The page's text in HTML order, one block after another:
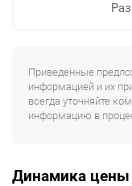
Приведенные
информацией и их
всегда уточняйте
информацию в
Динамика цены